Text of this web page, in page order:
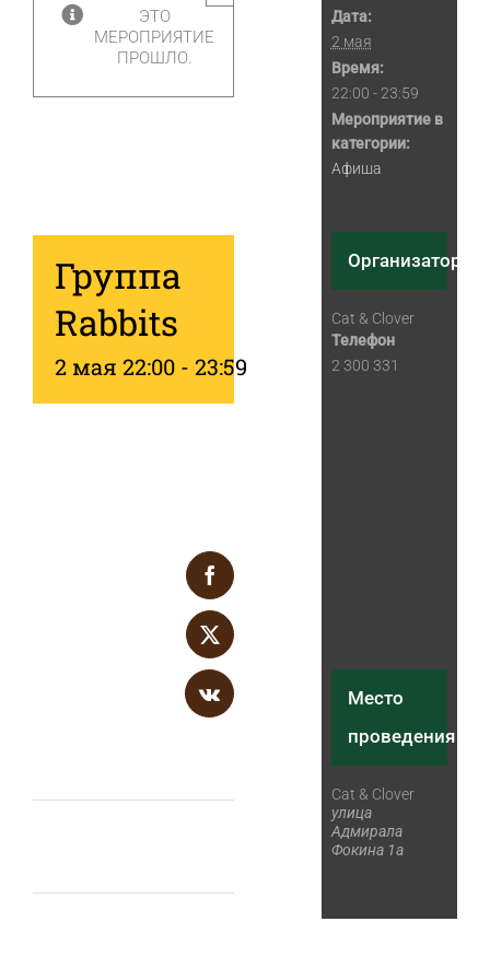
ЭТО
МЕРОПРИЯТИЕ
ПРОШЛО.
Группа
Rabbits
2 мая 22:00 - 23:59
Facebook
X
Vk
Дата:
2 мая
Время:
22:00 - 23:59
Мероприятие в
категории:
Афиша
Организатор
Cat & Clover
Телефон
2 300 331
Место
проведения
Cat & Clover
улица
Адмирала
Фокина 1а